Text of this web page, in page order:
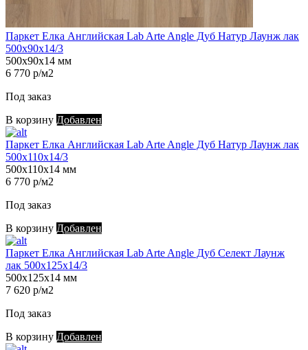
Паркет Елка Английская Lab Arte Angle Дуб Натур Лаунж лак
500х90х14/3
500х90х14 мм
6 770 р/м2
Под заказ
В корзину Добавлен
Паркет Елка Английская Lab Arte Angle Дуб Натур Лаунж лак
500х110х14/3
500х110х14 мм
6 770 р/м2
Под заказ
В корзину Добавлен
Паркет Елка Английская Lab Arte Angle Дуб Селект Лаунж
лак 500х125х14/3
500х125х14 мм
7 620 р/м2
Под заказ
В корзину Добавлен